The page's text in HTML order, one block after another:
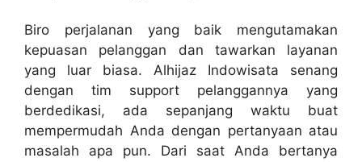
Biro perjalanan yang baik mengutamakan
kepuasan pelanggan dan tawarkan layanan
yang luar biasa. Alhijaz Indowisata senang
dengan tim support pelanggannya yang
berdedikasi, ada sepanjang waktu buat
mempermudah Anda dengan pertanyaan atau
masalah apa pun. Dari saat Anda bertanya